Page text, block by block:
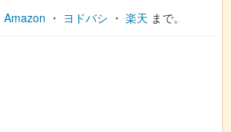
Amazon ・ ヨドバシ ・ 楽天 まで。